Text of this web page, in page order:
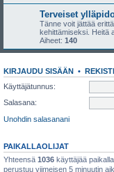
Terveiset
Tänne voit jättää
kehittämiseksi. Heitä
Aiheet: 140
KIRJAUDU SISÄÄN •
Käyttäjätunnus:
Salasana:
Unohdin salasanani
PAIKALLAOLIJAT
Yhteensä 1036 käyttäjää
perustuu viimeisen 5 minuutin